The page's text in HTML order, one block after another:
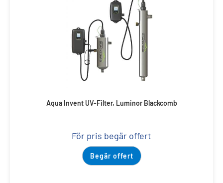
Aqua Invent UV-Filter, Luminor Blackcomb
För pris begär offert
Begär offert